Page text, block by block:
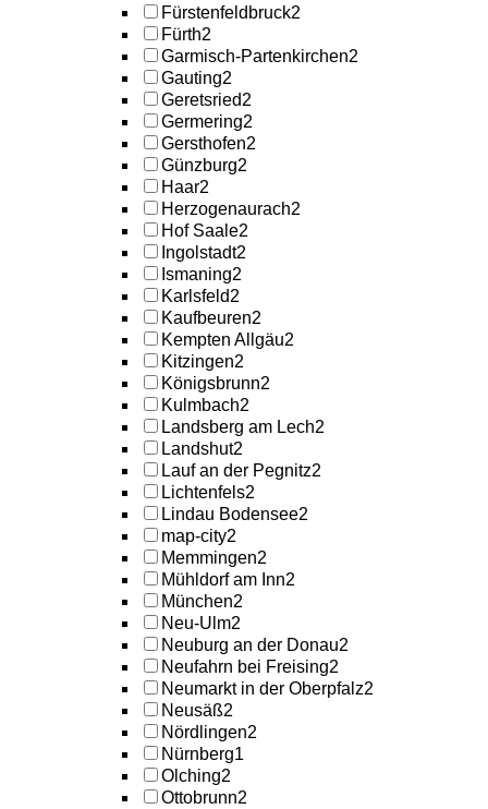
Fürstenfeldbruck2
Fürth2
Garmisch-Partenkirchen2
Gauting2
Geretsried2
Germering2
Gersthofen2
Günzburg2
Haar2
Herzogenaurach2
Hof Saale2
Ingolstadt2
Ismaning2
Karlsfeld2
Kaufbeuren2
Kempten Allgäu2
Kitzingen2
Königsbrunn2
Kulmbach2
Landsberg am Lech2
Landshut2
Lauf an der Pegnitz2
Lichtenfels2
Lindau Bodensee2
map-city2
Memmingen2
Mühldorf am Inn2
München2
Neu-Ulm2
Neuburg an der Donau2
Neufahrn bei Freising2
Neumarkt in der Oberpfalz2
Neusäß2
Nördlingen2
Nürnberg1
Olching2
Ottobrunn2